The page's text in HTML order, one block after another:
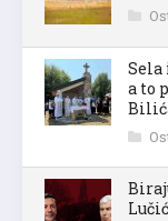
Sela
a to